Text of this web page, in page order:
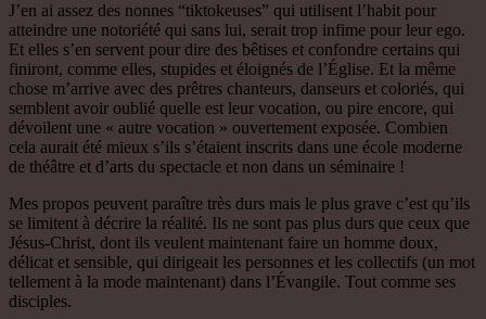
J’en ai assez des nonnes “tiktokeuses” qui utilisent l’habit pour
atteindre une notoriété qui sans lui, serait trop infime pour leur ego.
Et elles s’en servent pour dire des bêtises et confondre certains qui
finiront, comme elles, stupides et éloignés de l’Église. Et la même
chose m’arrive avec des prêtres chanteurs, danseurs et coloriés, qui
semblent avoir oublié quelle est leur vocation, ou pire encore, qui
dévoilent une « autre vocation » ouvertement exposée. Combien
cela aurait été mieux s’ils s’étaient inscrits dans une école moderne
de théâtre et d’arts du spectacle et non dans un séminaire !
Mes propos peuvent paraître très durs mais le plus grave c’est qu’ils
se limitent à décrire la réalité. Ils ne sont pas plus durs que ceux que
Jésus-Christ, dont ils veulent maintenant faire un homme doux,
délicat et sensible, qui dirigeait les personnes et les collectifs (un mot
tellement à la mode maintenant) dans l’Évangile. Tout comme ses
disciples.